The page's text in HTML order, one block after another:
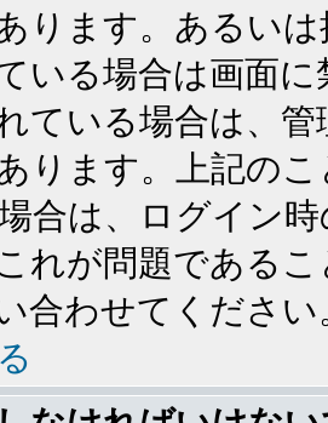
ります。あるい
ている場合は画面
ている場合は、
ります。上記の
合は、ログイン
れが問題である
合わせてください